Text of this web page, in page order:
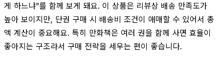
게 하느냐”를 함께 보게 돼요. 이 상품은 리뷰상 배송 만족도가
높아 보이지만, 단권 구매 시 배송비 조건이 애매할 수 있어서 총
액 계산이 중요해요. 특히 만화책은 여러 권을 함께 사면 효율이
좋아지는 구조라서 구매 전략을 세우는 편이 좋습니다.